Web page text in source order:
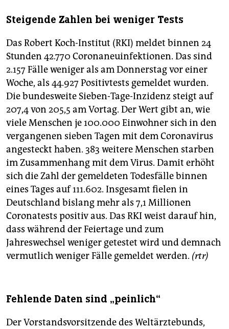
Steigende Zahlen bei weniger Tests
Das Robert Koch-Institut (RKI) meldet binnen 24
Stunden 42.770 Coronaneuinfektionen. Das sind
2.157 Fälle weniger als am Donnerstag vor einer
Woche, als 44.927 Positivtests gemeldet wurden.
Die bundesweite Sieben-Tage-Inzidenz steigt auf
207,4 von 205,5 am Vortag. Der Wert gibt an, wie
viele Menschen je 100.000 Einwohner sich in den
vergangenen sieben Tagen mit dem Coronavirus
angesteckt haben. 383 weitere Menschen starben
im Zusammenhang mit dem Virus. Damit erhöht
sich die Zahl der gemeldeten Todesfälle binnen
eines Tages auf 111.602. Insgesamt fielen in
Deutschland bislang mehr als 7,1 Millionen
Coronatests positiv aus. Das RKI weist darauf hin,
dass während der Feiertage und zum
Jahreswechsel weniger getestet wird und demnach
vermutlich weniger Fälle gemeldet werden. (rtr)
Fehlende Daten sind „peinlich“
Der Vorstandsvorsitzende des Weltärztebunds,